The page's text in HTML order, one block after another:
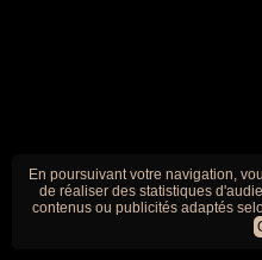
En poursuivant votre navigation,
de réaliser des statistiques
contenus ou publicités adaptés